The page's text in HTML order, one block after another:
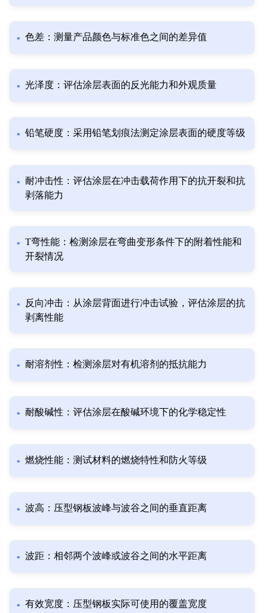
色差：测量产品颜色与标准色之间的差异值
光泽度：评估涂层表面的反光能力和外观质量
铅笔硬度：采用铅笔划痕法测定涂层表面的硬度等级
耐冲击性：评估涂层在冲击载荷作用下的抗开裂和抗
剥落能力
T弯性能：检测涂层在弯曲变形条件下的附着性能和
开裂情况
反向冲击：从涂层背面进行冲击试验，评估涂层的抗
剥离性能
耐溶剂性：检测涂层对有机溶剂的抵抗能力
耐酸碱性：评估涂层在酸碱环境下的化学稳定性
燃烧性能：测试材料的燃烧特性和防火等级
波高：压型钢板波峰与波谷之间的垂直距离
波距：相邻两个波峰或波谷之间的水平距离
有效宽度：压型钢板实际可使用的覆盖宽度